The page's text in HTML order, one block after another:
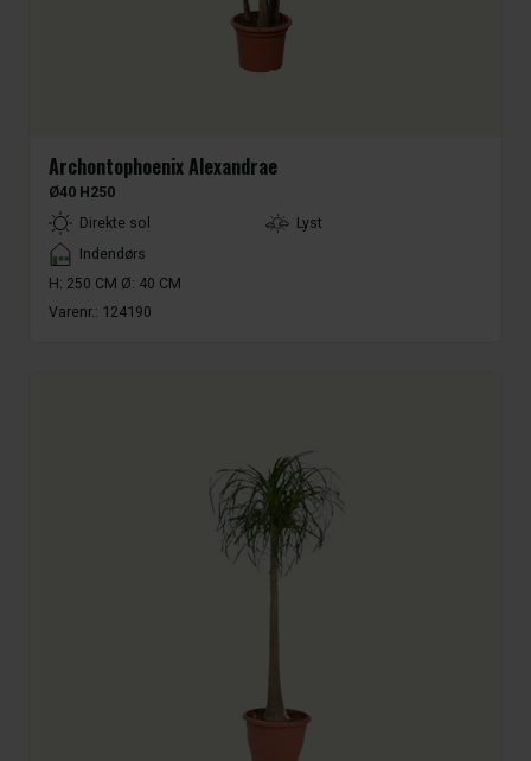
Archontophoenix Alexandrae
Ø40 H250
LightTypeDirekte sol
Lyst
Placement
Indendørs
H: 250 CM Ø: 40 CM
Varenr.: 124190